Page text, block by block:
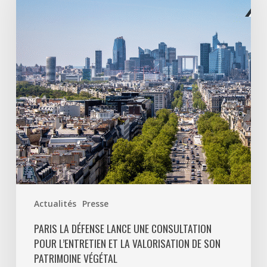
Actualités Presse
consultation
pour
l’entretien
et
la
valorisation
de
son
patrimoine
végétal
PARIS LA DÉFENSE LANCE UNE CONSULTATION
POUR L’ENTRETIEN ET LA VALORISATION DE SON
PATRIMOINE VÉGÉTAL